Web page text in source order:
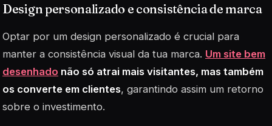
Design personalizado e consistência de marca
Optar por um design personalizado é crucial para
manter a consistência visual da tua marca. Um site bem
desenhado não só atrai mais visitantes, mas também
os converte em clientes, garantindo assim um retorno
sobre o investimento.